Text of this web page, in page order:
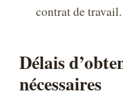
contrat de travail.
Délais
nécessaires